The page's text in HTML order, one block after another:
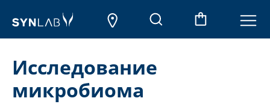
Исследование
микробиома